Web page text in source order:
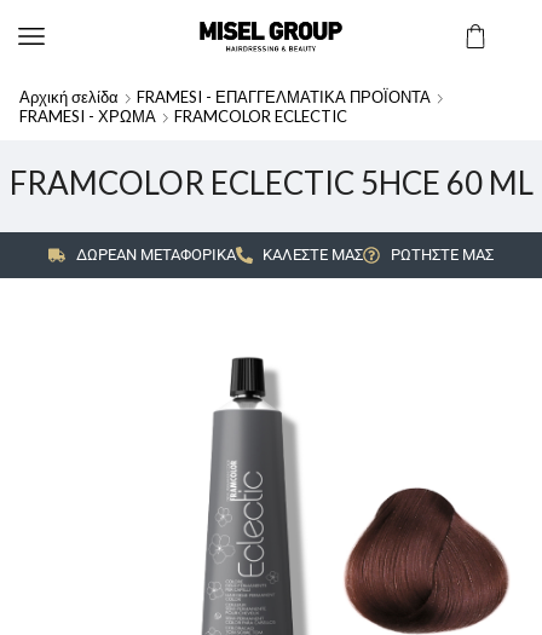
Αρχική σελίδα
FRAMESI - ΕΠΑΓΓΕΛΜΑΤΙΚΑ ΠΡΟΪΟΝΤΑ
FRAMESI - ΧΡΩΜΑ
FRAMCOLOR ECLECTIC
FRAMCOLOR ECLECTIC 5HCE 60 ML
ΔΩΡΕΑΝ ΜΕΤΑΦΟΡΙΚΑ ΚΑΛΕΣΤΕ ΜΑΣ ΡΩΤΗΣΤΕ ΜΑΣ